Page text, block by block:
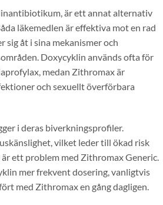
är ett annat alternativ
läkemedlen är effektiva mot en rad
sig åt i sina mekanismer och
Doxycyklin används ofta för
medan Zithromax är
och sexuellt överförbara
i deras biverkningsprofiler.
vilket leder till ökad risk
ett problem med Zithromax Generic.
mer frekvent dosering, vanligtvis
med Zithromax en gång dagligen.